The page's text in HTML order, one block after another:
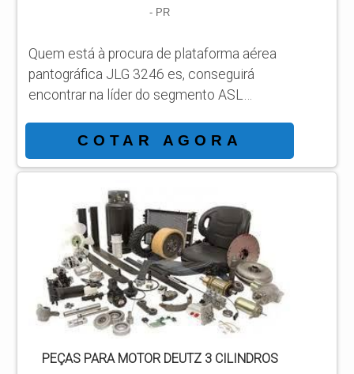
- PR
Quem está à procura de plataforma aérea
pantográfica JLG 3246 es, conseguirá
encontrar na líder do segmento ASL
informações por meio da própria empresa e
descobrindo a líder da área de atuação.
Quando o tema é plataforma aérea
pantográfica JLG 3246 es, com os
profissionais da ASL Equipamentos
alcançará precisão com a satisfação plena
dos clientes respeitando os valores
humanos, éticos e ambientais. MAIS ...
COTAR AGORA
PEÇAS PARA MOTOR DEUTZ 3 CILINDROS